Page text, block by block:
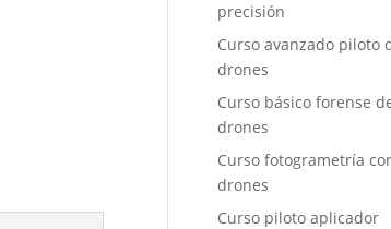
precisión
Curso avanzado piloto
drones
Curso básico forense
drones
Curso fotogrametría
drones
Curso piloto aplicador